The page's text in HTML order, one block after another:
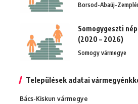
Borsod-Abaúj-
Somogygeszti
(2020 – 2026)
Somogy vármegye
Települések adatai
Bács-Kiskun vármegye